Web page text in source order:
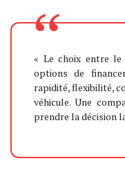
« Le choix entre le
options de
rapidité, flexibilité,
véhicule. Une
prendre la décision